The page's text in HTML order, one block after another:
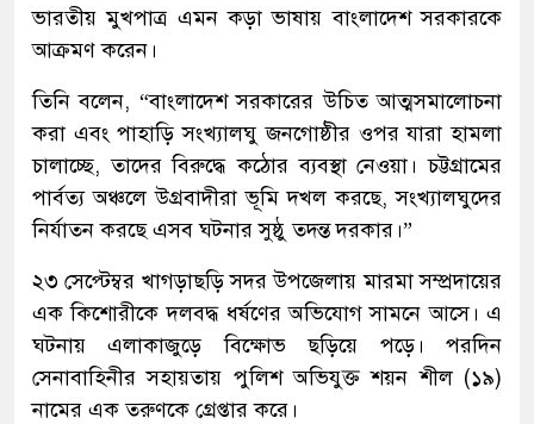
ভারতীয় মুখপাত্র এমন কড়া ভাষায় বাংলাদেশ সরকারকে
আক্রমণ করেন।
তিনি বলেন, “বাংলাদেশ সরকারের উচিত আত্মসমালোচনা
করা এবং পাহাড়ি সংখ্যালঘু জনগোষ্ঠীর ওপর যারা হামলা
চালাচ্ছে, তাদের বিরুদ্ধে কঠোর ব্যবস্থা নেওয়া। চট্টগ্রামের
পার্বত্য অঞ্চলে উগ্রবাদীরা ভূমি দখল করছে, সংখ্যালঘুদের
নির্যাতন করছে এসব ঘটনার সুষ্ঠু তদন্ত দরকার।”
২৩ সেপ্টেম্বর খাগড়াছড়ি সদর উপজেলায় মারমা সম্প্রদায়ের
এক কিশোরীকে দলবদ্ধ ধর্ষণের অভিযোগ সামনে আসে। এ
ঘটনায় এলাকাজুড়ে বিক্ষোভ ছড়িয়ে পড়ে। পরদিন
সেনাবাহিনীর সহায়তায় পুলিশ অভিযুক্ত শয়ন শীল (১৯)
নামের এক তরুণকে গ্রেপ্তার করে।